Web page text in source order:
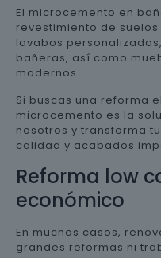
El microcemento en
revestimiento de
lavabos
bañeras, así como
modernos.
Si buscas una reforma
microcemento es la
nosotros y transforma
calidad y acabados
Reforma low
económico
En muchos casos,
grandes reformas ni